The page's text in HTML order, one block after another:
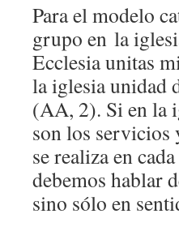
Para el modelo
grupo en la
Ecclesia unitas
la iglesia unidad
(AA, 2). Si en la
son los servicios
se realiza en
debemos hablar
sino sólo en